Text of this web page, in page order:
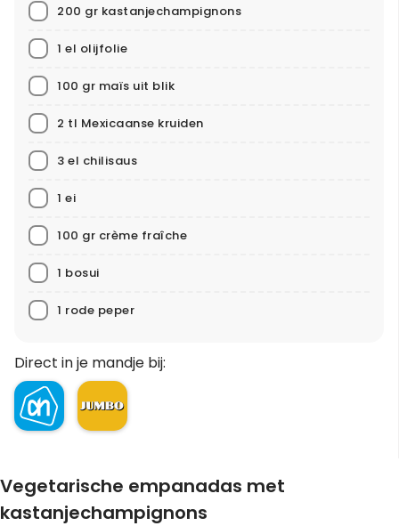
200 gr kastanjechampignons
1 el olijfolie
100 gr maïs uit blik
2 tl Mexicaanse kruiden
3 el chilisaus
1 ei
100 gr crème fraîche
1 bosui
1 rode peper
Direct in je mandje bij:
Vegetarische empanadas met
kastanjechampignons